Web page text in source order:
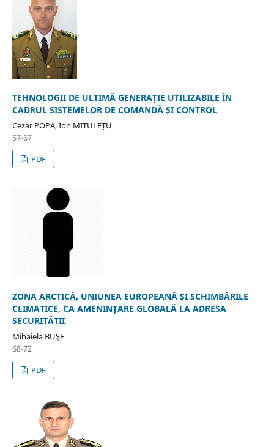
TEHNOLOGII DE ULTIMĂ GENERAȚIE UTILIZABILE ÎN
CADRUL SISTEMELOR DE COMANDĂ ȘI CONTROL
Cezar POPA, Ion MITULEȚU
57-67
PDF
ZONA ARCTICĂ, UNIUNEA EUROPEANĂ ȘI SCHIMBĂRILE
CLIMATICE, CA AMENINȚARE GLOBALĂ LA ADRESA
SECURITĂȚII
Mihaiela BUŞE
68-72
PDF